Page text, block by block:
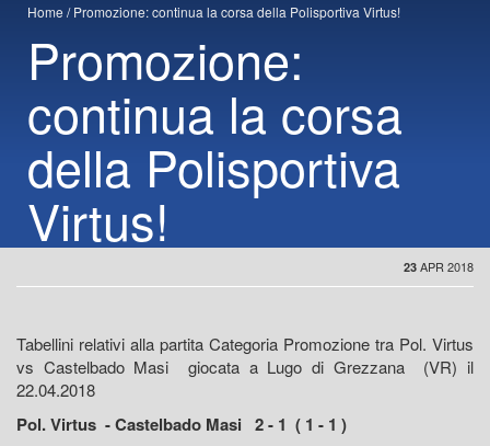
Home Promozione: continua la corsa della Polisportiva Virtus!
Promozione:
continua la corsa
della Polisportiva
Virtus!
23 APR 2018
Tabellini relativi alla partita Categoria Promozione tra Pol. Virtus
vs Castelbado Masi giocata a Lugo di Grezzana (VR) il
22.04.2018
Pol. Virtus - Castelbado Masi 2 - 1 ( 1 - 1 )